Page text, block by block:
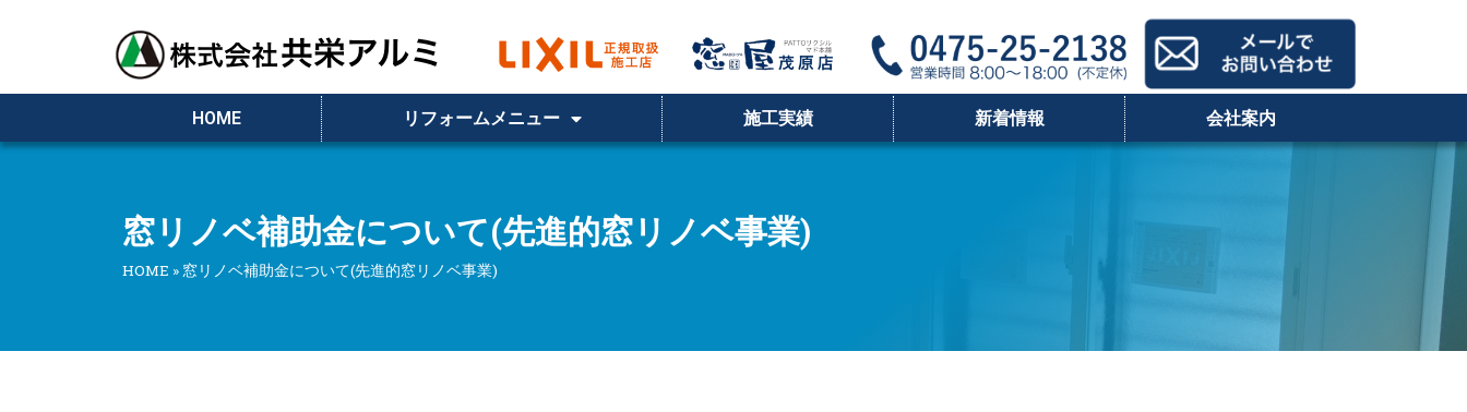
HOME リフォームメニュー 施工実績 新着情報 会社案内
窓リノベ補助金について(先進的窓リノベ事業)
HOME » 窓リノベ補助金について(先進的窓リノベ事業)